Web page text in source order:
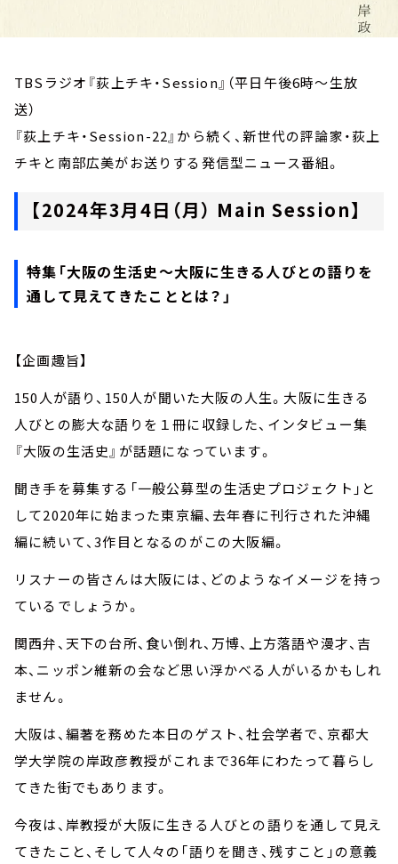
TBSラジオ『荻上チキ・Session』（平日午後6時～生放
送）
『荻上チキ・Session-22』から続く、新世代の評論家・荻上
チキと南部広美がお送りする発信型ニュース番組。
【2024年3月4日（月） Main Session】
特集「大阪の生活史～大阪に生きる人びとの語りを
通して見えてきたこととは？」
【企画趣旨】
150人が語り、150人が聞いた大阪の人生。大阪に生きる
人びとの膨大な語りを１冊に収録した、インタビュー集
『大阪の生活史』が話題になっています。
聞き手を募集する「一般公募型の生活史プロジェクト」と
して2020年に始まった東京編、去年春に刊行された沖縄
編に続いて、3作目となるのがこの大阪編。
リスナーの皆さんは大阪には、どのようなイメージを持っ
ているでしょうか。
関西弁、天下の台所、食い倒れ、万博、上方落語や漫才、吉
本、ニッポン維新の会など思い浮かべる人がいるかもしれ
ません。
大阪は、編著を務めた本日のゲスト、社会学者で、京都大
学大学院の岸政彦教授がこれまで36年にわたって暮らし
てきた街でもあります。
今夜は、岸教授が大阪に生きる人びとの語りを通して見え
てきたこと、そして人々の「語りを聞き、残すこと」の意義